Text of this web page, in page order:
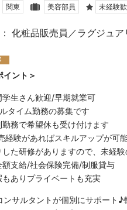
関東 美容部員 未経験
化粧品販売員／ラグジュア
イント＞
生さん歓迎/早期就業可
タイム勤務の募集です
務で希望休も受け付けます
経験があればスキルアップが可
た研修がありますので、未経験
支給/社会保険完備/制服貸与
ありプライベートも充実
ンサルタントが個別にサポート♪